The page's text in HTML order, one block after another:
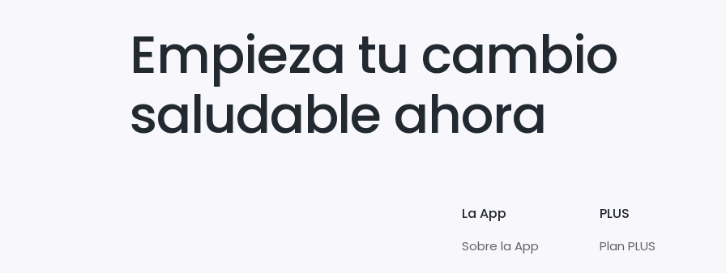
Empieza tu cambio
saludable ahora
La App
Sobre la App
PLUS
Plan PLUS